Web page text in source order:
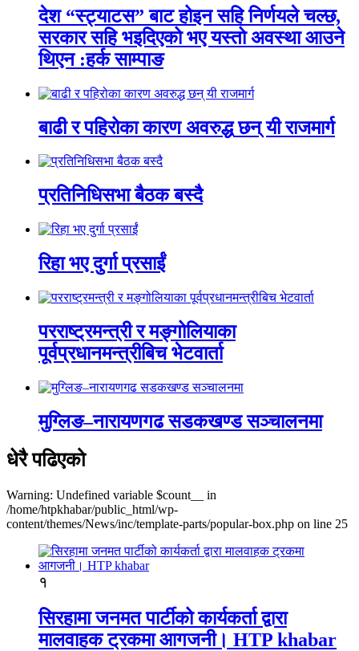
देश “स्ट्याटस” बाट होइन सहि निर्णयले चल्छ,
सरकार सहि भइदिएको भए यस्तो अवस्था आउने
थिएन :हर्क साम्पाङ
बाढी र पहिरोका कारण अवरुद्ध छन् यी राजमार्ग
प्रतिनिधिसभा बैठक बस्दै
रिहा भए दुर्गा प्रसाईं
परराष्ट्रमन्त्री र मङ्गोलियाका
पूर्वप्रधानमन्त्रीबिच भेटवार्ता
मुग्लिङ–नारायणगढ सडकखण्ड सञ्चालनमा
धेरै पढिएको
Warning: Undefined variable $count__ in
/home/htpkhabar/public_html/wp-
content/themes/News/inc/template-parts/popular-box.php on line 25
१
सिरहामा जनमत पार्टीको कार्यकर्ता द्वारा
मालवाहक ट्रकमा आगजनी। HTP khabar